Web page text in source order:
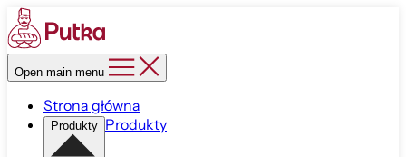
Open main menu
Strona główna
Produkty Produkty